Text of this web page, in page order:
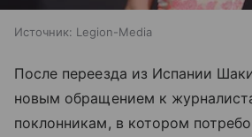
Источник: Legion-Media
После переезда из Испании
новым обращением к
поклонникам, в котором